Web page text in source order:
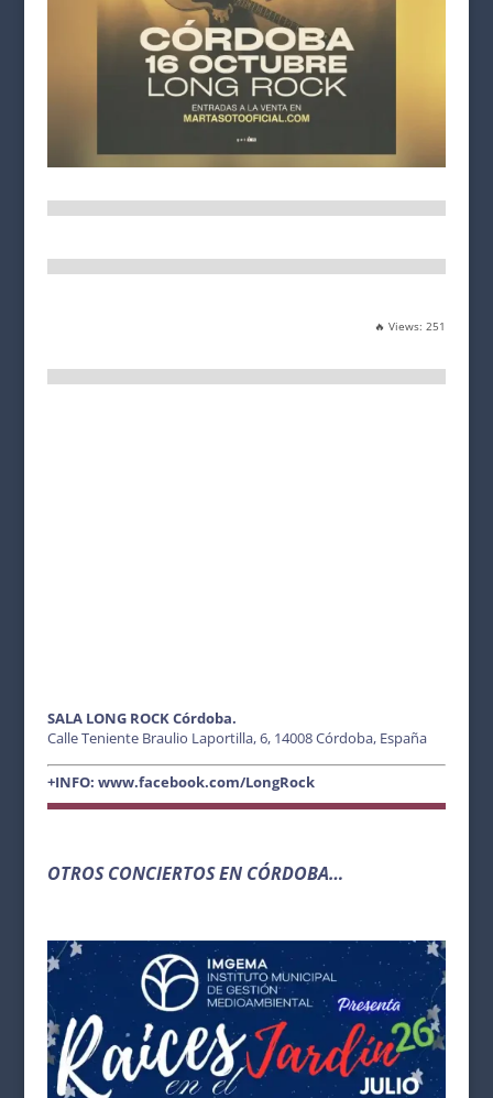
🔥 Views: 251
SALA LONG ROCK Córdoba.
Calle Teniente Braulio Laportilla, 6, 14008 Córdoba, España
+INFO: www.facebook.com/LongRock
OTROS CONCIERTOS EN CÓRDOBA…